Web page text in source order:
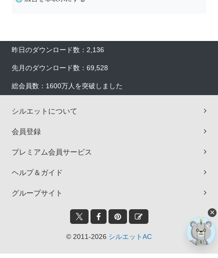
昨日のダウンロード数：2,136
先月のダウンロード数：69,528
総会員数：1600万人を突破しました
シルエットについて
会員登録
プレミアム会員サービス
ヘルプ＆ガイド
グループサイト
© 2011-2026 シルエットAC
×